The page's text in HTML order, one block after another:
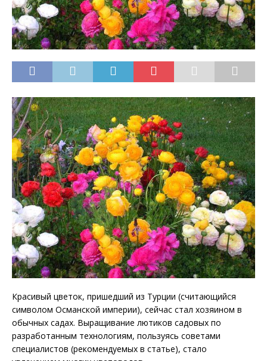
Красивый цветок, пришедший из Турции (считающийся
символом Османской империи), сейчас стал хозяином в
обычных садах. Выращивание лютиков садовых по
разработанным технологиям, пользуясь советами
специалистов (рекомендуемых в статье), стало